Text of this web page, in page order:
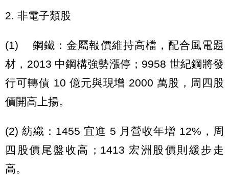
2. 非電子類股
(1) 鋼鐵：金屬報價維持高檔，配合風電題
材，2013 中鋼構強勢漲停；9958 世紀鋼將發
行可轉債 10 億元與現增 2000 萬股，周四股
價開高上揚。
(2) 紡織：1455 宜進 5 月營收年增 12%，周
四股價尾盤收高；1413 宏洲股價則緩步走
高。